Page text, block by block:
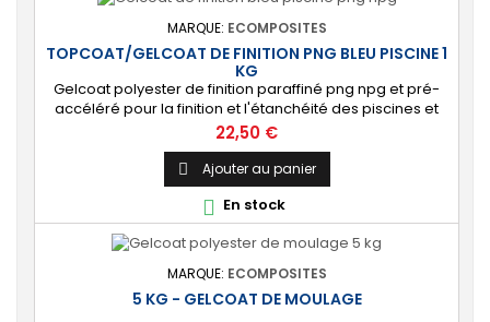
MARQUE: ECOMPOSITES
TOPCOAT/GELCOAT DE FINITION PNG BLEU PISCINE 1
KG
Gelcoat polyester de finition paraffiné png npg et pré-
accéléré pour la finition et l'étanchéité des piscines et
bassins. [Finition] : Fournit une couche extérieure lisse
brillante qualité immersion. [Étanche] : Étanchéifie votre
stratification résine et fibre de verre. Livré avec son
catalyseur PMEC 2 cl
Prix
22,50 €
 Ajouter au panier
 En stock
MARQUE: ECOMPOSITES
5 KG - GELCOAT DE MOULAGE